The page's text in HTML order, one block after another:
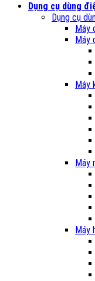
Dụng cụ dùng
Dụng cụ
Máy
Máy
Máy
Máy
Máy